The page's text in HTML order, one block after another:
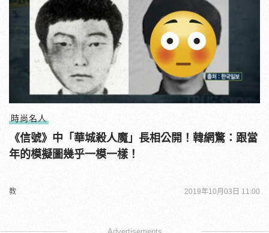
時尚名人
《信號》中「華城殺人魔」長相公開！韓網驚：跟當
年的模擬圖幾乎一模一樣！
教 2019年10月03日 11:00